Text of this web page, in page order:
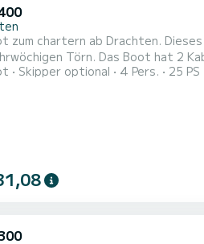
zum chartern ab Drachten.
mit allem Komfort und eine Kapazität von 4 Personen. Mit einer Gesamtlänge von
wird es Ihr perfekter Begleiter
Skipper optional 4 Pers. 25 PS